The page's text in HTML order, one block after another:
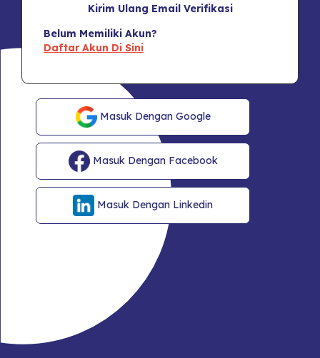
Kirim Ulang Email Verifikasi
Belum Memiliki Akun?
Daftar Akun Di Sini
Masuk Dengan Google
Masuk Dengan Facebook
Masuk Dengan Linkedin